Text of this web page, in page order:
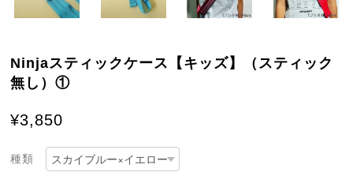
Ninjaスティックケース【キッズ】（スティック
無し）①
¥3,850
種類